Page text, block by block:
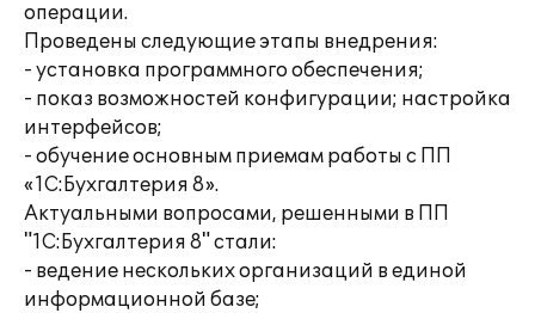
операции.
Проведены следующие этапы внедрения:
- установка программного обеспечения;
- показ возможностей конфигурации; настройка
интерфейсов;
- обучение основным приемам работы с ПП
«1С:Бухгалтерия 8».
Актуальными вопросами, решенными в ПП
"1С:Бухгалтерия 8" стали:
- ведение нескольких организаций в единой
информационной базе;